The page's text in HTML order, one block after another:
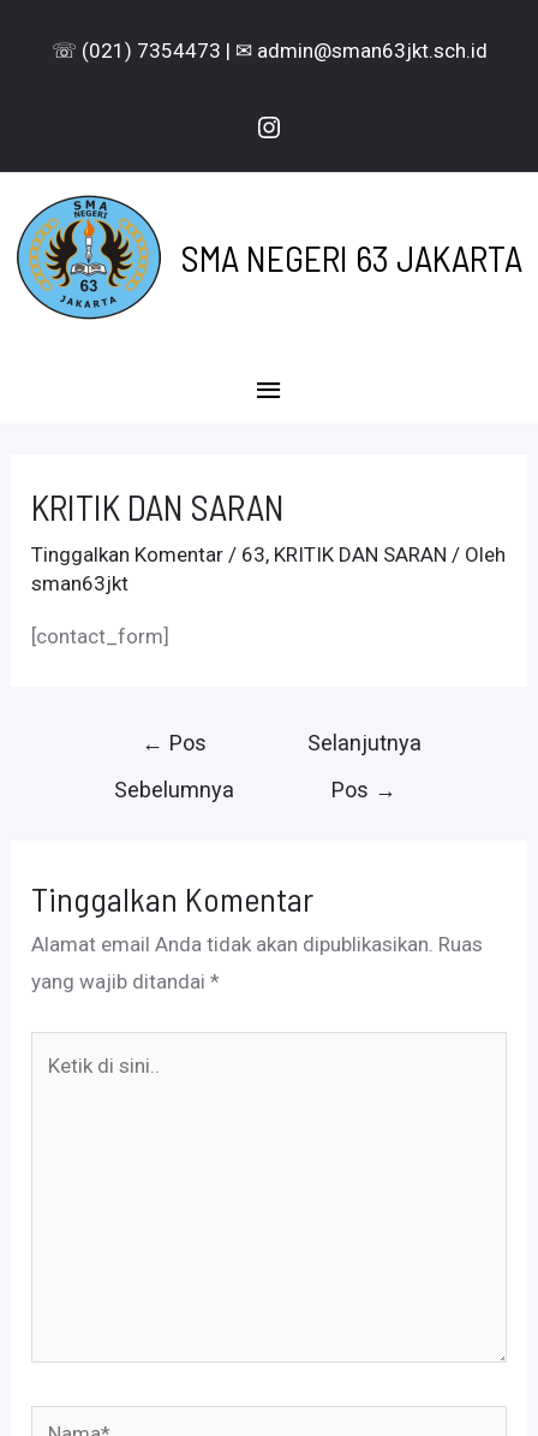
☏ (021) 7354473 | ✉ admin@sman63jkt.sch.id
Instagram
SMA NEGERI 63 JAKARTA
Menu
KRITIK DAN SARAN
Tinggalkan Komentar / 63, KRITIK DAN SARAN / Oleh
sman63jkt
[contact_form]
← Pos
Sebelumnya
Selanjutnya
Pos →
Tinggalkan Komentar
Alamat email Anda tidak akan dipublikasikan. Ruas
yang wajib ditandai*
Nama*